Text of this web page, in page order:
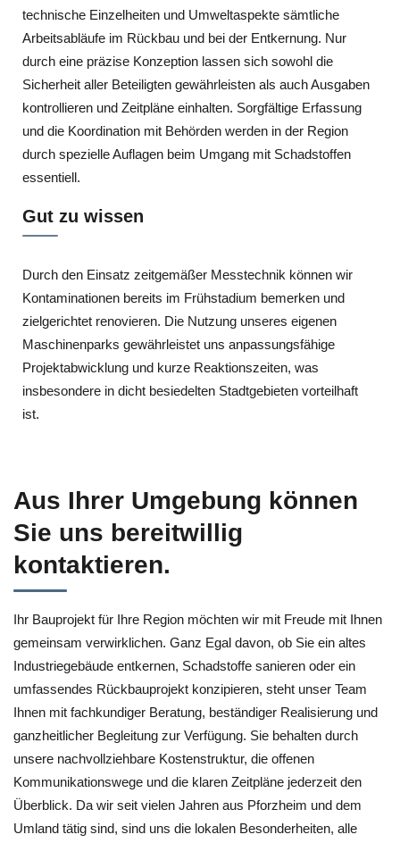
technische Einzelheiten und Umweltaspekte sämtliche
Arbeitsabläufe im Rückbau und bei der Entkernung. Nur
durch eine präzise Konzeption lassen sich sowohl die
Sicherheit aller Beteiligten gewährleisten als auch Ausgaben
kontrollieren und Zeitpläne einhalten. Sorgfältige Erfassung
und die Koordination mit Behörden werden in der Region
durch spezielle Auflagen beim Umgang mit Schadstoffen
essentiell.
Gut zu wissen
Durch den Einsatz zeitgemäßer Messtechnik können wir
Kontaminationen bereits im Frühstadium bemerken und
zielgerichtet renovieren. Die Nutzung unseres eigenen
Maschinenparks gewährleistet uns anpassungsfähige
Projektabwicklung und kurze Reaktionszeiten, was
insbesondere in dicht besiedelten Stadtgebieten vorteilhaft
ist.
Aus Ihrer Umgebung können
Sie uns bereitwillig
kontaktieren.
Ihr Bauprojekt für Ihre Region möchten wir mit Freude mit Ihnen
gemeinsam verwirklichen. Ganz Egal davon, ob Sie ein altes
Industriegebäude entkernen, Schadstoffe sanieren oder ein
umfassendes Rückbauprojekt konzipieren, steht unser Team
Ihnen mit fachkundiger Beratung, beständiger Realisierung und
ganzheitlicher Begleitung zur Verfügung. Sie behalten durch
unsere nachvollziehbare Kostenstruktur, die offenen
Kommunikationswege und die klaren Zeitpläne jederzeit den
Überblick. Da wir seit vielen Jahren aus Pforzheim und dem
Umland tätig sind, sind uns die lokalen Besonderheiten, alle